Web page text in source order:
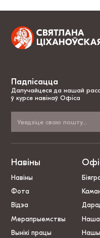
Падпісацца
Далучайцеся да нашай
ў курсе навінаў Офіса
Навіны
Навіны
Фота
Відэа
Мерапрыемствы
Вынікі працы
Нашы